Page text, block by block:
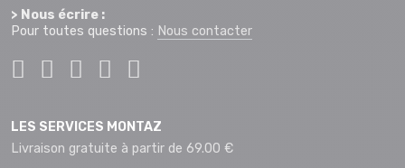
> Nous écrire :
Pour toutes questions : Nous contacter
LES SERVICES MONTAZ
Livraison gratuite à partir de 69.00 €